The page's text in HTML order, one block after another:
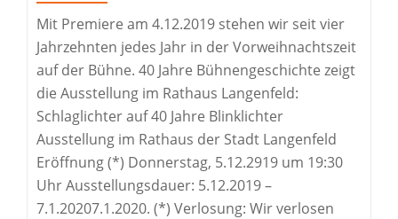
Mit Premiere am 4.12.2019 stehen wir seit vier
Jahrzehnten jedes Jahr in der Vorweihnachtszeit
auf der Bühne. 40 Jahre Bühnengeschichte zeigt
die Ausstellung im Rathaus Langenfeld:
Schlaglichter auf 40 Jahre Blinklichter
Ausstellung im Rathaus der Stadt Langenfeld
Eröffnung (*) Donnerstag, 5.12.2919 um 19:30
Uhr Ausstellungsdauer: 5.12.2019 –
7.1.20207.1.2020. (*) Verlosung: Wir verlosen